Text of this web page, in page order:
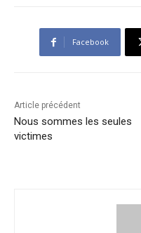
Facebook
Article précédent
Nous sommes les seules
victimes